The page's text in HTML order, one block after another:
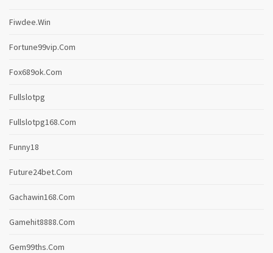
Fiwdee.win
Fortune99vip.com
Fox689ok.com
Fullslotpg
Fullslotpg168.com
Funny18
Future24bet.com
Gachawin168.com
Gamehit8888.com
Gem99ths.com